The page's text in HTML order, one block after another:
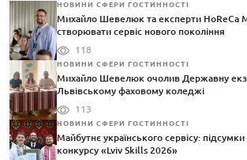
НОВИНИ СФЕРИ ГОСТИННОСТІ
Михайло Шевелюк та експерти HoReCa
створювати сервіс нового покоління
118
НОВИНИ СФЕРИ ГОСТИННОСТІ
Михайло Шевелюк очолив Державну
Львівському фаховому коледжі
113
НОВИНИ СФЕРИ ГОСТИННОСТІ
Майбутнє українського сервісу: підсумки
конкурсу «Lviv Skills 2026»